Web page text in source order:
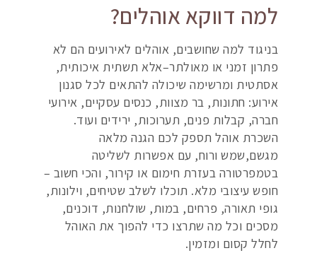
למה דווקא אוהלים?
בניגוד למה שחושבים, אוהלים לאירועים הם לא
פתרון זמני או מאולתר–אלא תשתית איכותית,
אסתטית ומרשימה שיכולה להתאים לכל סגנון
אירוע: חתונות, בר מצוות, כנסים עסקיים, אירועי
חברה, קבלות פנים, תערוכות, ירידים ועוד.
השכרת אוהל תספק לכם הגנה מלאה
מגשם,שמש ורוח, עם אפשרות לשליטה
בטמפרטורה בעזרת חימום או קירור, והכי חשוב –
חופש עיצובי מלא. תוכלו לשלב שטיחים, וילונות,
גופי תאורה, פרחים, במות, שולחנות, דוכנים,
מסכים וכל מה שתרצו כדי להפוך את האוהל
לחלל קסום ומזמין.